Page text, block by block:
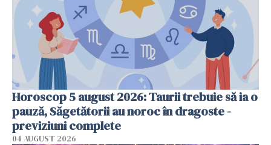
Horoscop 5 august 2026: Taurii trebuie să ia o
pauză, Săgetătorii au noroc în dragoste -
previziuni complete
04 AUGUST 2026